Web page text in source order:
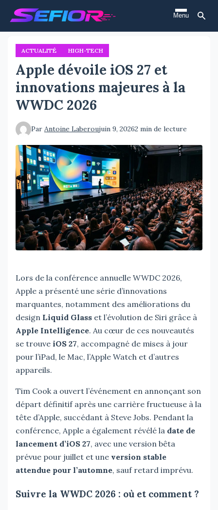
contenu
principal
Menu
ACTUALITÉ HIGH-TECH
Apple dévoile iOS 27 et
innovations majeures à la
WWDC 2026
Par Antoine Laberoujuin 9, 20262 min de lecture
Lors de la conférence annuelle WWDC 2026,
Apple a présenté une série d’innovations
marquantes, notamment des améliorations du
design Liquid Glass et l’évolution de Siri grâce à
Apple Intelligence. Au cœur de ces nouveautés
se trouve iOS 27, accompagné de mises à jour
pour l’iPad, le Mac, l’Apple Watch et d’autres
appareils.
Tim Cook a ouvert l’événement en annonçant son
départ définitif après une carrière fructueuse à la
tête d’Apple, succédant à Steve Jobs. Pendant la
conférence, Apple a également révélé la date de
lancement d’iOS 27, avec une version bêta
prévue pour juillet et une version stable
attendue pour l’automne, sauf retard imprévu.
Suivre la WWDC 2026 : où et comment ?